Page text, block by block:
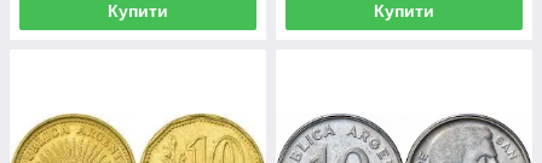
Купити Купити